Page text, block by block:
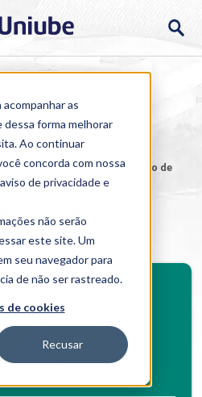
as
forma melhorar
Ao continuar
concorda com nossa
deprivacidade e
não serão
este site. Um
seu navegador para
de não ser rastreado.
de cookies
Recusar
graduação >MBA em Gestão de
Mercado e
de crédito
BENEFÍCIOS
Benefícios pós-graduação